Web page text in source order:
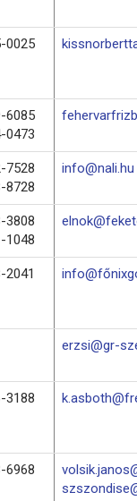
0025
6085
0473
7528
8728
info@nali.hu
3808
1048
2041
erzsi@gr-
3188
6968